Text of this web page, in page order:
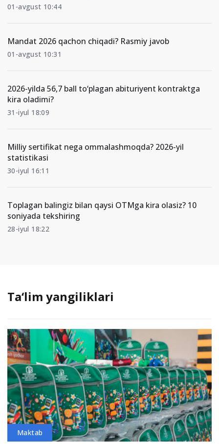
01-avgust 10:44
Mandat 2026 qachon chiqadi? Rasmiy javob
01-avgust 10:31
2026-yilda 56,7 ball to‘plagan abituriyent kontraktga
kira oladimi?
31-iyul 18:09
Milliy sertifikat nega ommalashmoqda? 2026-yil
statistikasi
30-iyul 16:11
Toplagan balingiz bilan qaysi OTMga kira olasiz? 10
soniyada tekshiring
28-iyul 18:22
Ta‘lim yangiliklari
Maktab